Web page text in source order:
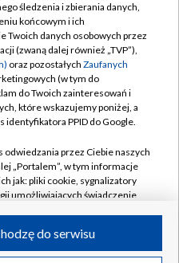
TVP
zgody
S.A. w likwidacji
śledzenia i zbierania danych,
końcowym i ich
Twoich danych osobowych przez
(zwaną dalej również „TVP”),
oraz pozostałych Zaufanych
(w tym do
do Twoich zainteresowań i
które wskazujemy poniżej, a
identyfikatora PPID do Google.
odwiedzania przez Ciebie naszych
„Portalem”, w tym informacje
jak: pliki cookie, sygnalizatory
umożliwiających świadczenie
do serwisu